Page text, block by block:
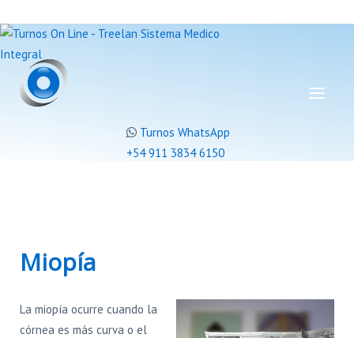
Turnos WhatsApp
+54 911 3834 6150
Miopía
La miopía ocurre cuando la
córnea es más curva o el